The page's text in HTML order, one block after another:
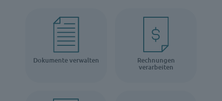
Dokumente verwalten Rechnungen
verarbeiten